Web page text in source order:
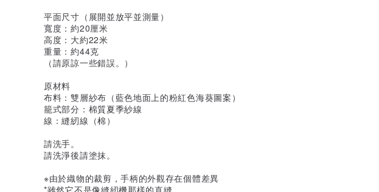
平面尺寸（展開並放平並測量）
寬度：約20厘米
高度：大約22米
重量：約44克
（請原諒一些錯誤。）
原材料
布料：雙層紗布（藍色地面上的粉紅色海葵圖案）
籠式部分：棉質夏季紗線
線：縫紉線（棉）
請洗手。
請洗淨後請塗抹。
※由於織物的裁剪，手柄的外觀存在個體差異
*雖然它不是像縫紉機那樣的直縫，